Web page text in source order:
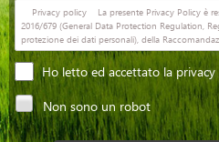
Ho letto ed accettato la privacy
Non sono un robot